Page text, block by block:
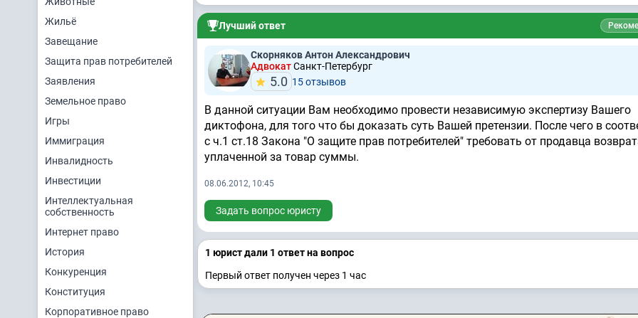
Жильё
Завещание
Защита прав потребителей
Заявления
Земельное право
Игры
Иммиграция
Инвалидность
Инвестиции
Интеллектуальная
собственность
Интернет право
История
Конкуренция
Конституция
Корпоративное право
Лучший ответ
Скорняков Антон Александрович
АдвокатСанкт-Петербург
5.0 15 отзывов
В данной ситуации Вам необходимо провести независимую экспертизу Вашего
диктофона, для того что бы доказать суть Вашей претензии. После чего в
с ч.1 ст.18 Закона "О защите прав потребителей" требовать от продавца
уплаченной за товар суммы.
08.06.2012, 10:45
Задать вопрос юристу
1 юрист дали 1 ответ на вопрос
Первый ответ получен через 1 час